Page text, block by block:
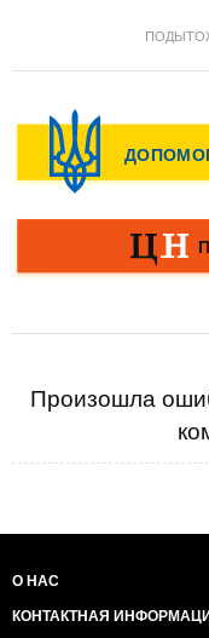
Произошла
О НАС
КОНТАКТНАЯ